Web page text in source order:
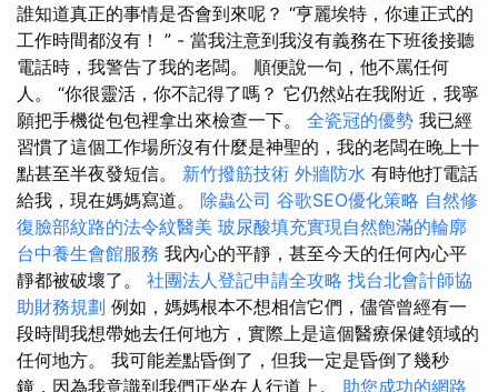
誰知道真正的事情是否會到來呢？ “亨麗埃特，你連正式的
工作時間都沒有！ ” - 當我注意到我沒有義務在下班後接聽
電話時，我警告了我的老闆。 順便說一句，他不罵任何
人。 “你很靈活，你不記得了嗎？ 它仍然站在我附近，我寧
願把手機從包包裡拿出來檢查一下。 全瓷冠的優勢 我已經
習慣了這個工作場所沒有什麼是神聖的，我的老闆在晚上十
點甚至半夜發短信。 新竹撥筋技術 外牆防水 有時他打電話
給我，現在媽媽寫道。 除蟲公司 谷歌SEO優化策略 自然修
復臉部紋路的法令紋醫美 玻尿酸填充實現自然飽滿的輪廓
台中養生會館服務 我內心的平靜，甚至今天的任何內心平
靜都被破壞了。 社團法人登記申請全攻略 找台北會計師協
助財務規劃 例如，媽媽根本不想相信它們，儘管曾經有一
段時間我想帶她去任何地方，實際上是這個醫療保健領域的
任何地方。 我可能差點昏倒了，但我一定是昏倒了幾秒
鐘，因為我意識到我們正坐在人行道上。 助您成功的網路